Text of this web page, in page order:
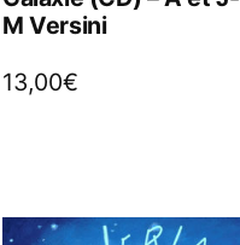
M Versini
13,00€